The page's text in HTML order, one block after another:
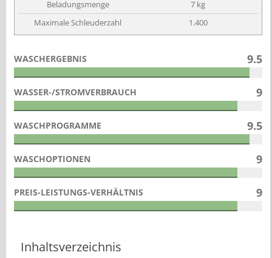
Beladungsmenge
7 kg
Maximale Schleuderzahl
1.400
WASCHERGEBNIS 9.5
WASSER-/STROMVERBRAUCH 9
WASCHPROGRAMME 9.5
WASCHOPTIONEN 9
PREIS-LEISTUNGS-VERHÄLTNIS 9
Inhaltsverzeichnis